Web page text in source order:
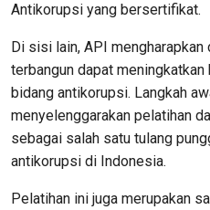
Antikorupsi yang bersertifikat.
Di sisi lain, API mengharapkan
terbangun dapat
bidang antikorupsi. Langkah
menyelenggarakan pelatihan
sebagai salah satu tulang
antikorupsi di Indonesia.
Pelatihan ini juga merupakan